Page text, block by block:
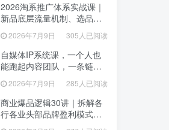
2026淘系推广体系实战课｜
新品底层流量机制、选品定
位、搜索起量、投产控本、
新店老店工厂商家分赛道爆
款全流程
2026年7月9日 305人已阅读
自媒体IP系统课，一个人也
能跑起内容团队，一条链路
跑通，从定位、热点、表
达、生产到发布托管
2026年7月9日 285人已阅读
商业爆品逻辑30讲｜拆解各
行各业头部品牌盈利模式，
2026淘系推广体系实战课｜
新品底层流量机制、选品定
位、搜索起量、投产控本、
新店老店工厂商家分赛道爆
款全流程
2026年7月9日 305人已阅读
自媒体IP系统课，一个人也
能跑起内容团队，一条链路
跑通，从定位、热点、表
达、生产到发布托管
2026年7月9日 285人已阅读
商业爆品逻辑30讲｜拆解各
行各业头部品牌盈利模式，
吃透爆品打造、低成本传